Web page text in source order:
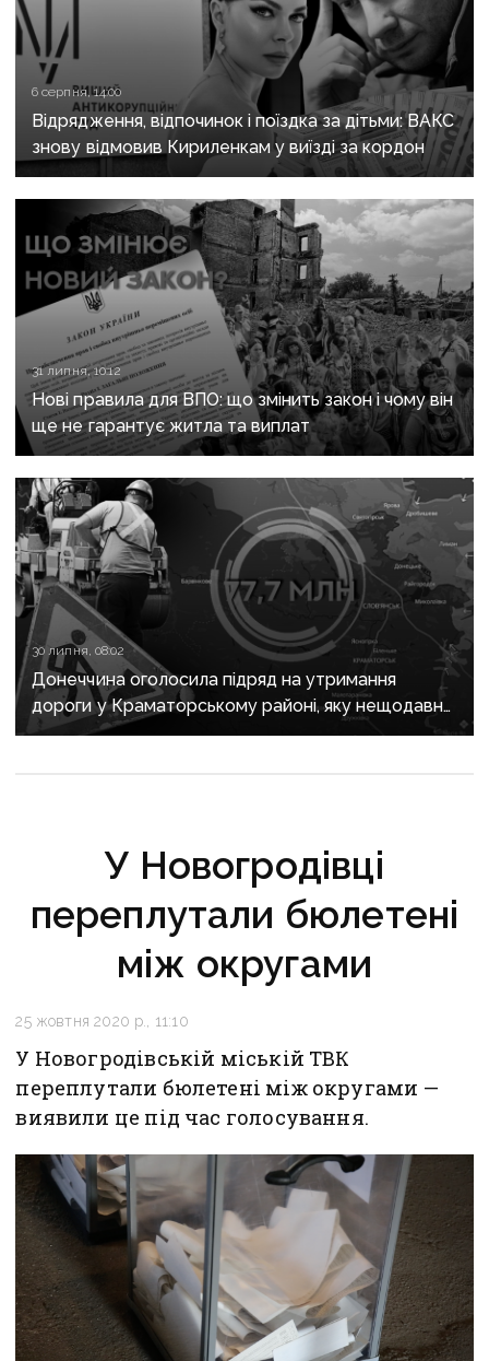
6 серпня, 14:00
Відрядження, відпочинок і поїздка за дітьми: ВАКС
знову відмовив Кириленкам у виїзді за кордон
31 липня, 10:12
Нові правила для ВПО: що змінить закон і чому він
ще не гарантує житла та виплат
30 липня, 08:02
Донеччина оголосила підряд на утримання
дороги у Краматорському районі, яку нещодавно
вже ремонтували
У Новогродівці
переплутали бюлетені
між округами
25 жовтня 2020 р., 11:10
У Новогродівській міській ТВК
переплутали бюлетені між округами —
виявили це під час голосування.